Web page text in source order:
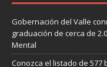
Gobernación del Valle
graduación de cerca de
Mental
Conozca el listado de